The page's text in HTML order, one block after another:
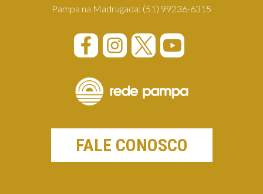
Pampa na Madrugada: (51) 99236-6315
FALE CONOSCO